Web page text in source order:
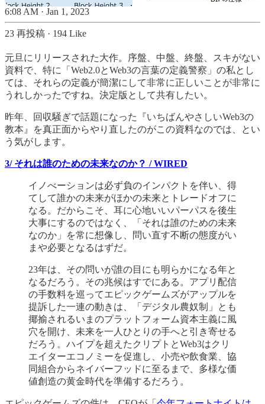
6:08 AM · Jan 1, 2023
23 再投稿 · 194 Like
元旦にリリースされた大作。序盤、中盤、終盤、スキがない
資料で、特に「Web2.0とWeb3の言葉の定義警察」の私とし
ては、それらの定義が簡潔にして非常に正しいことが非常に
うれしかったですね。決定版として共有したい。
昨年、回収騒ぎで話題になった『いちばんやさしいWeb3の
教本』を真正面からやり直したのがこの資料なのでは、とい
う気がします。
3/ それは誰のための未来なのか？ / WIRED
イノべーションは必ず負のインパクトを伴い、得
てして誰かの未来がほかの未来とトレードオフに
なる。だからこそ、耳に心地いいパーパスを後生
大事にするのではなく、「それは誰のための未来
なのか」を常に想像し、問い直す不断の態度がい
まや必要となるはずだ。
23年は、その問いが誰の目にも明らかになる年と
なるだろう。その兆候はすでにある。アプリ配信
の手数料を巡ってエピックゲームズがアップルを
提訴した一連の動きは、「デジタル農奴制」とも
揶揄されるいまのプラットフォーム資本主義に風
穴を開け、未来を一人ひとりの手へと引き寄せる
だろう。ハイプを超えたクリプトとWeb3はクリ
エイターエコノミーを促進し、小売や飲食業、協
同組合からネイバーフッドに至るまで、多様な価
値創造の黄金時代を準備するだろう。